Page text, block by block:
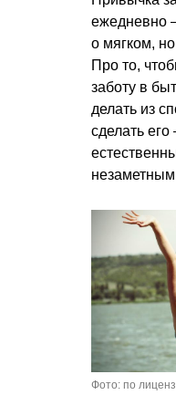
ежедневно
о мягком,
Про то,
заботу в
делать из
сделать
Фото: по